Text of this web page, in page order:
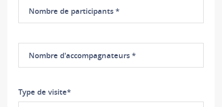
participants
d'accompagnateurs
Type de visite*